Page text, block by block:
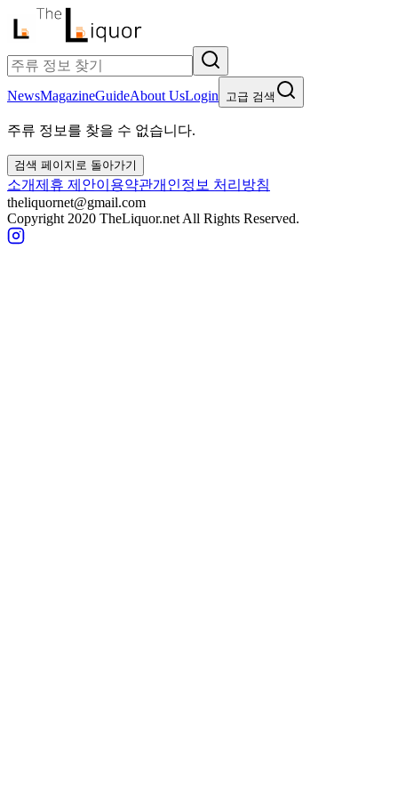
NewsMagazineGuideAbout UsLogin 고급 검색
주류 정보를 찾을 수 없습니다.
검색 페이지로 돌아가기
소개제휴 제안이용약관개인정보 처리방침
theliquornet@gmail.com
Copyright 2020 TheLiquor.net All Rights Reserved.